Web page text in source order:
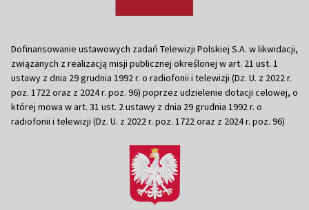
Dofinansowanie ustawowych zadań Telewizji Polskiej S.A. w likwidacji,
związanych z realizacją misji publicznej określonej w art. 21 ust. 1
ustawy z dnia 29 grudnia 1992 r. o radiofonii i telewizji (Dz. U. z 2022 r.
poz. 1722 oraz z 2024 r. poz. 96) poprzez udzielenie dotacji celowej, o
której mowa w art. 31 ust. 2 ustawy z dnia 29 grudnia 1992 r. o
radiofonii i telewizji (Dz. U. z 2022 r. poz. 1722 oraz z 2024 r. poz. 96)